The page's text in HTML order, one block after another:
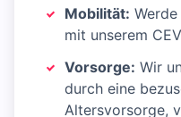
Mobilität:
mit unserem
Vorsorge: Wir
durch eine
Altersvorsorge,